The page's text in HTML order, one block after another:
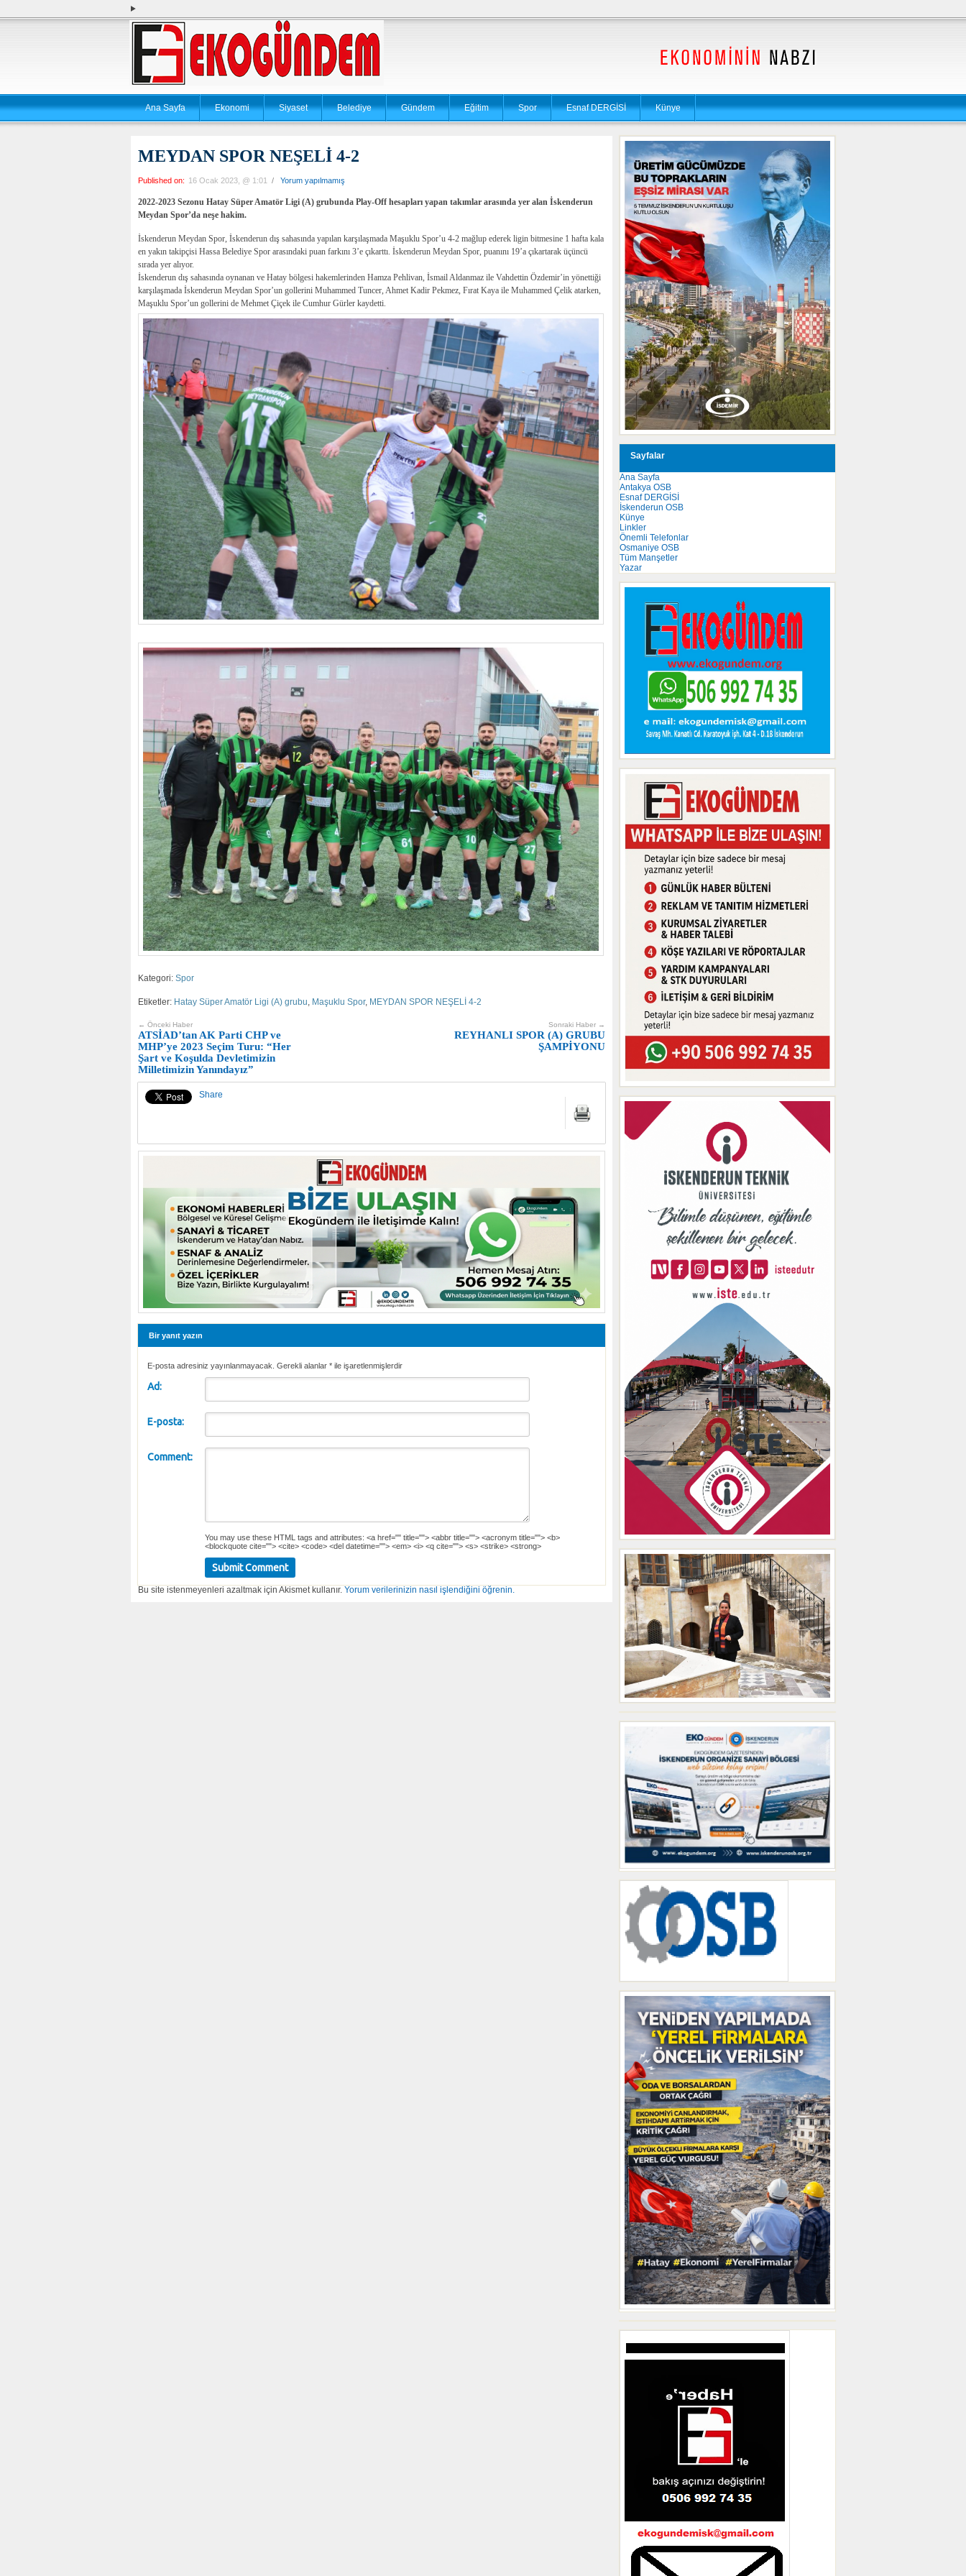
Ana Sayfa Ekonomi Siyaset Belediye Gündem Eğitim Spor Esnaf DERGİSİ Künye
MEYDAN SPOR NEŞELİ 4-2
Published on: 16 Ocak 2023, @ 1:01 / Yorum yapılmamış
2022-2023 Sezonu Hatay Süper Amatör Ligi (A) grubunda Play-Off hesapları yapan takımlar arasında yer alan İskenderun
Meydan Spor’da neşe hakim.
İskenderun Meydan Spor, İskenderun dış sahasında yapılan karşılaşmada Maşuklu Spor’u 4-2 mağlup ederek ligin bitmesine 1 hafta kala
en yakın takipçisi Hassa Belediye Spor arasındaki puan farkını 3’e çıkarttı. İskenderun Meydan Spor, puanını 19’a çıkartarak üçüncü
sırada yer alıyor.
İskenderun dış sahasında oynanan ve Hatay bölgesi hakemlerinden Hamza Pehlivan, İsmail Aldanmaz ile Vahdettin Özdemir’in yönettiği
karşılaşmada İskenderun Meydan Spor’un gollerini Muhammed Tuncer, Ahmet Kadir Pekmez, Fırat Kaya ile Muhammed Çelik atarken,
Maşuklu Spor’un gollerini de Mehmet Çiçek ile Cumhur Gürler kaydetti.
Kategori: Spor
Etiketler: Hatay Süper Amatör Ligi (A) grubu, Maşuklu Spor, MEYDAN SPOR NEŞELİ 4-2
Sonraki Haber →
REYHANLI SPOR (A) GRUBU
ŞAMPİYONU
← Önceki Haber
ATSİAD’tan AK Parti CHP ve
MHP’ye 2023 Seçim Turu: “Her
Şart ve Koşulda Devletimizin
Milletimizin Yanındayız”
Share
Bir yanıt yazın
E-posta adresiniz yayınlanmayacak. Gerekli alanlar * ile işaretlenmişlerdir
Ad:
E-posta:
Comment:
You may use these HTML tags and attributes: <a href="" title=""> <abbr title=""> <acronym title=""> <b>
<blockquote cite=""> <cite> <code> <del datetime=""> <em> <i> <q cite=""> <s> <strike> <strong>
Bu site istenmeyenleri azaltmak için Akismet kullanır. Yorum verilerinizin nasıl işlendiğini öğrenin.
Sayfalar
Ana Sayfa
Antakya OSB
Esnaf DERGİSİ
İskenderun OSB
Künye
Linkler
Önemli Telefonlar
Osmaniye OSB
Tüm Manşetler
Yazar